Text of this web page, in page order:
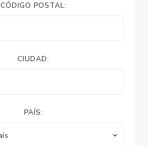
CÓDIGO POSTAL:
CIUDAD:
PAÍS: